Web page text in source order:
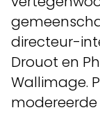
directeur-
Drouot en
Wallimage.